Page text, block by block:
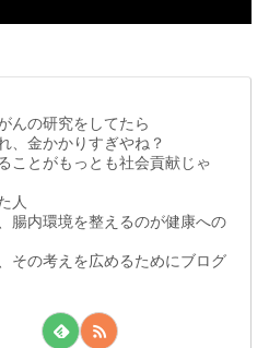
んの研究をしてたら
、金かかりすぎやね？
ことがもっとも社会貢献じゃ
人
腸内環境を整えるのが健康への
その考えを広めるためにブログ